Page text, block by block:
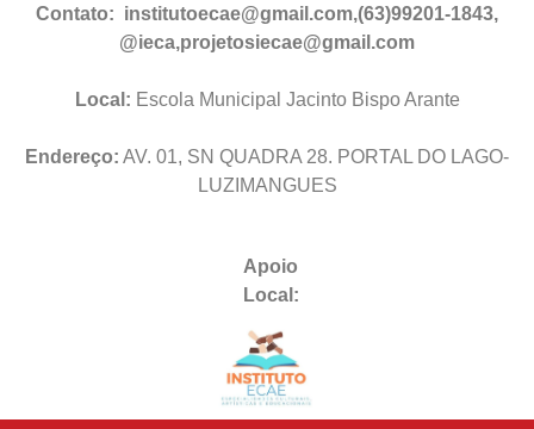
Contato: institutoecae@gmail.com,(63)99201-1843,
@ieca,projetosiecae@gmail.com
Local: Escola Municipal Jacinto Bispo Arante
Endereço: AV. 01, SN QUADRA 28. PORTAL DO LAGO-
LUZIMANGUES
Apoio
Local: